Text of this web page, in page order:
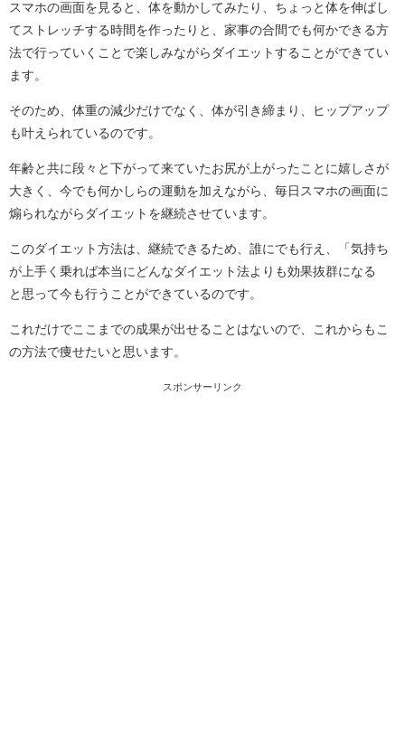
スマホの画面を見ると、体を動かしてみたり、ちょっと体を伸ばし
てストレッチする時間を作ったりと、家事の合間でも何かできる方
法で行っていくことで楽しみながらダイエットすることができてい
ます。
そのため、体重の減少だけでなく、体が引き締まり、ヒップアップ
も叶えられているのです。
年齢と共に段々と下がって来ていたお尻が上がったことに嬉しさが
大きく、今でも何かしらの運動を加えながら、毎日スマホの画面に
煽られながらダイエットを継続させています。
このダイエット方法は、継続できるため、誰にでも行え、「気持ち
が上手く乗れば本当にどんなダイエット法よりも効果抜群になる
と思って今も行うことができているのです。
これだけでここまでの成果が出せることはないので、これからもこ
の方法で痩せたいと思います。
スポンサーリンク